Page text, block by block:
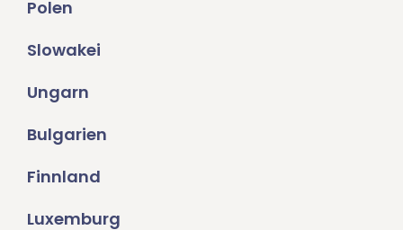
Polen
Slowakei
Ungarn
Bulgarien
Finnland
Luxemburg